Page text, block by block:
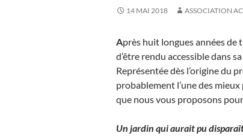
14 MAI 2018 ASSOCIATION
Après huit longues années de
d’être rendu accessible dans
Représentée dès l’origine du
probablement l’une des
que nous vous proposons
Un jardin qui aurait pu